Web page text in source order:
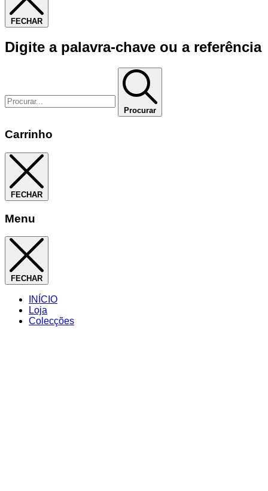
FECHAR
Digite a palavra-chave ou a referência
Procurar
Carrinho
FECHAR
Menu
FECHAR
INÍCIO
Loja
Colecções